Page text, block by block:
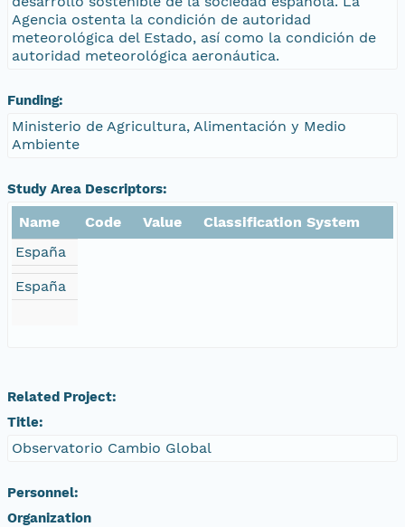
Agencia ostenta la condición de autoridad
meteorológica del Estado, así como la condición de
autoridad meteorológica aeronáutica.
Funding:
Ministerio de Agricultura, Alimentación y Medio
Ambiente
Study Area Descriptors:
Name Code Value
Classification System
España
España
Related Project:
Title:
Observatorio Cambio Global
Personnel:
Organization